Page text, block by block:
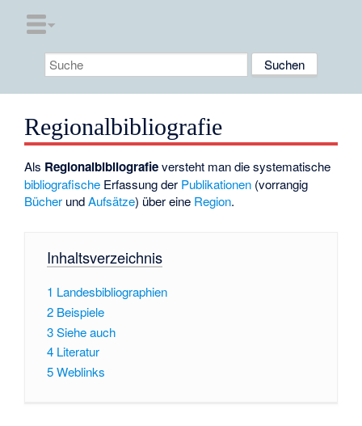
Regionalbibliografie
Als Regionalbibliografieversteht man die systematische
bibliografische Erfassung der Publikationen (vorrangig
Bücher undAufsätze) über eine Region.
Inhaltsverzeichnis
1 Landesbibliographien
2 Beispiele
3Siehe auch
4 Literatur
5Weblinks